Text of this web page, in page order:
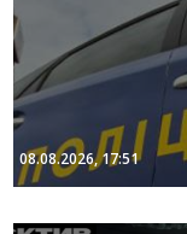
08.08.2026, 17:51